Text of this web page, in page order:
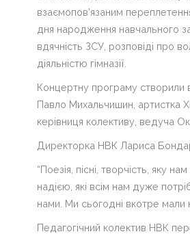
Новини
Контакти
ВІЧНА
ПАМ'ЯТЬ
ГЕРОЯМ
Сергій
Михайлович
Бондарчук
взаємопов’язаним
дня народження навчального
вдячність ЗСУ, розповіді про
діяльністю гімназії.
Концертну програму створили
Павло Михальчишин, артистка
керівниця колективу, ведуча
Директорка НВК Лариса
“Поезія, пісні, творчість, яку
надією, які всім нам дуже
нами. Ми сьогодні вкотре мали
Педагогічний колектив НВК